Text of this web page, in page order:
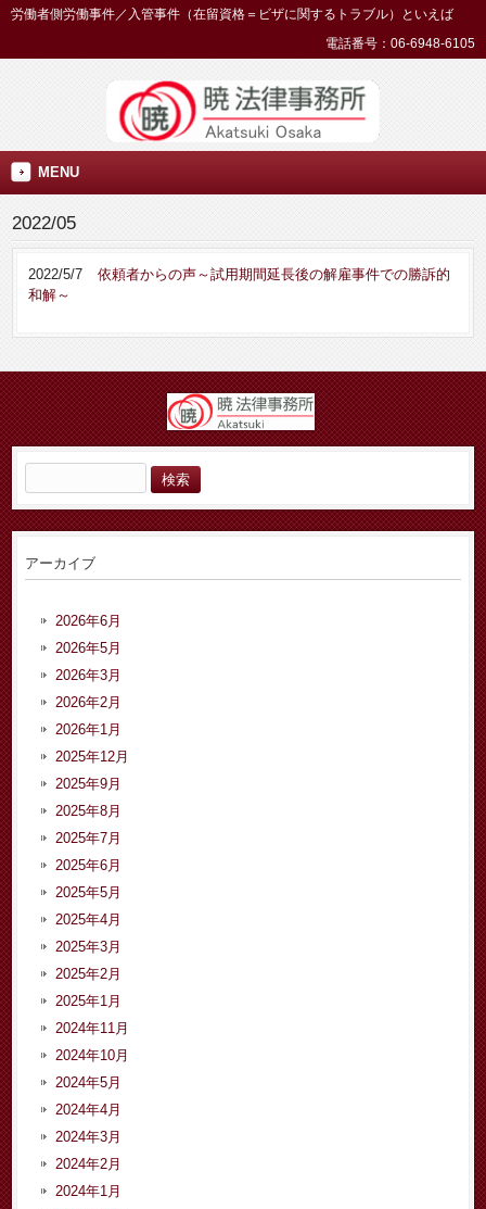
労働者側労働事件／入管事件（在留資格＝ビザに関するトラブル）といえば
電話番号：06-6948-6105
MENU
2022/05
2022/5/7
依頼者からの声～試用期間延長後の解雇事件での勝訴的
和解～
索:
アーカイブ
2026年6月
2026年5月
2026年3月
2026年2月
2026年1月
2025年12月
2025年9月
2025年8月
2025年7月
2025年6月
2025年5月
2025年4月
2025年3月
2025年2月
2025年1月
2024年11月
2024年10月
2024年5月
2024年4月
2024年3月
2024年2月
2024年1月